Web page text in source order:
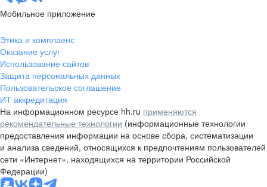
Мобильное приложение
Этика и комплаенс
Оказание услуг
Использование сайтов
Защита персональных данных
Пользовательское соглашение
ИТ аккредитация
На информационном ресурсе hh.ru применяются
рекомендательные технологии (информационные технологии
предоставления информации на основе сбора, систематизации
и анализа сведений, относящихся к предпочтениям пользователей
сети «Интернет», находящихся на территории Российской
Федерации)